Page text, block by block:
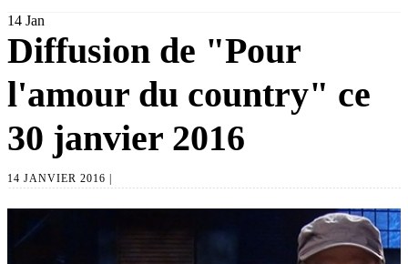
14 Jan
Diffusion de "Pour
l'amour du country" ce
30 janvier 2016
14 JANVIER 2016 |